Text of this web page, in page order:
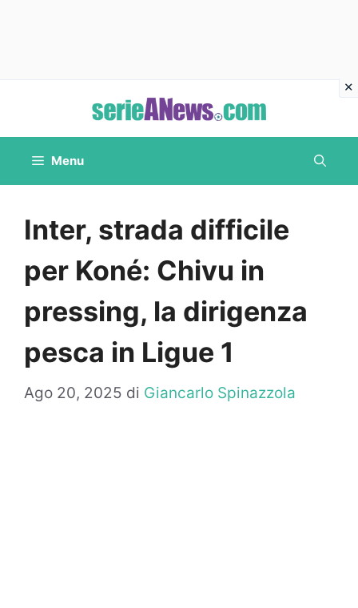
contenuto
Menu
Inter, strada difficile
per Koné: Chivu in
pressing, la dirigenza
pesca in Ligue 1
Ago 20, 2025 di Giancarlo Spinazzola